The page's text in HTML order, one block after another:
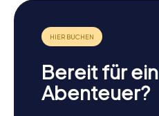
Bereit für ein
Abenteuer?